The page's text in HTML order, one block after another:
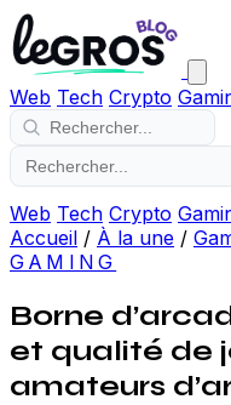
Web Tech Crypto
Web Tech Crypto
Accueil / À la une /
GAMING
Borne
et qualité de
amateurs